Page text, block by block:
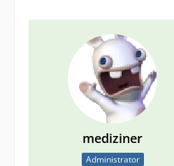
mediziner
Administrator